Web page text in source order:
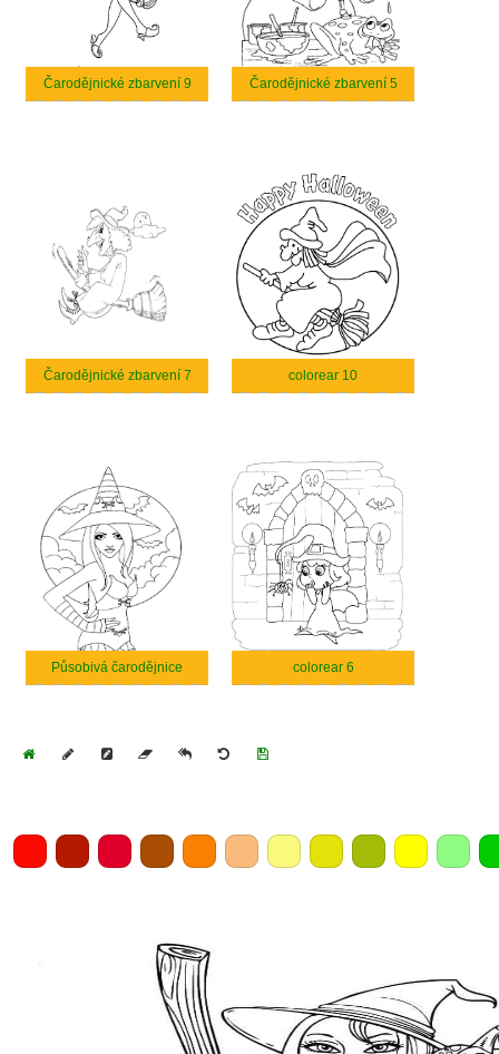
Čarodějnické zbarvení 9 Čarodějnické zbarvení 5
Čarodějnické zbarvení 7 colorear 10
Působivá čarodějnice colorear 6